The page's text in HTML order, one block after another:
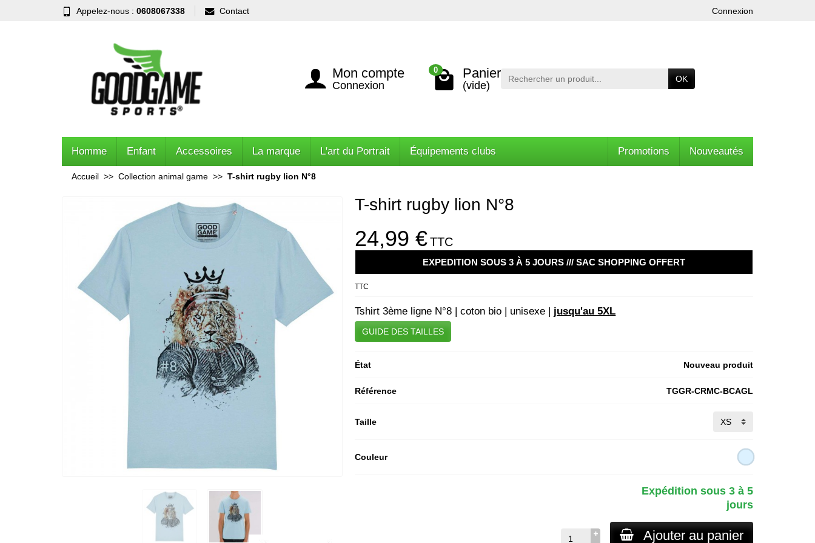
Appelez-nous : 0608067338 Contact Connexion
Mon compte
Connexion
0 Panier
(vide)
OK
Homme Enfant Accessoires La marque L'art du Portrait Équipements clubs Promotions Nouveautés
Accueil Collection animal game T-shirt rugby lion N°8
T-shirt rugby lion N°8
24,99 €TTC
EXPEDITION SOUS 3 À 5 JOURS /// SAC SHOPPING OFFERT
TTC
Tshirt 3ème ligne N°8 | coton bio | unisexe | jusqu'au 5XL
GUIDE DES TAILLES
État Nouveau produit
Référence TGGR-CRMC-BCAGL
Taille
Couleur
Expédition sous 3 à 5
jours
Ajouter au panier